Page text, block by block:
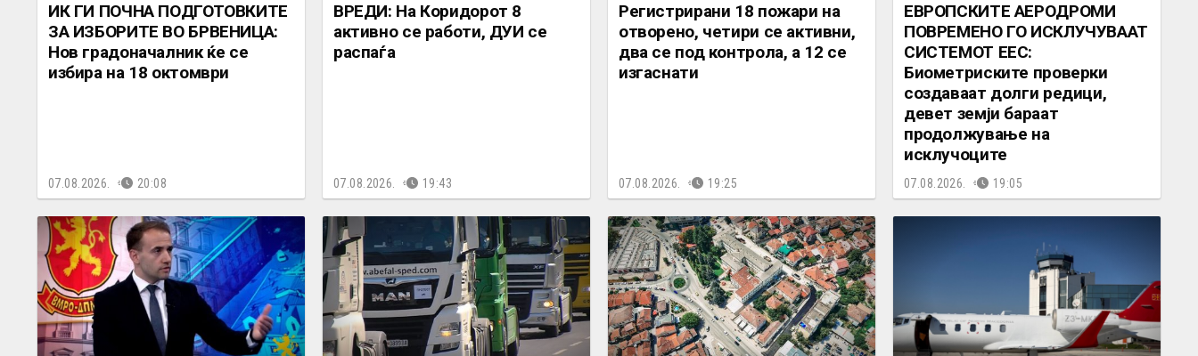
ИК ГИ ПОЧНА ПОДГОТОВКИТЕ
ЗА ИЗБОРИТЕ ВО БРВЕНИЦА:
Нов градоначалник ќе се
избира на 18 октомври
07.08.2026. 20:08
ВРЕДИ: На Коридорот 8
активно се работи, ДУИ се
распаѓа
07.08.2026. 19:43
Регистрирани 18 пожари на
отворено, четири се активни,
два се под контрола, а 12 се
изгаснати
07.08.2026. 19:25
ЕВРОПСКИТЕ АЕРОДРОМИ
ПОВРЕМЕНО ГО ИСКЛУЧУВААТ
СИСТЕМОТ ЕЕС:
Биометриските проверки
создаваат долги редици,
девет земји бараат
продолжување на
исклучоците
07.08.2026. 19:05